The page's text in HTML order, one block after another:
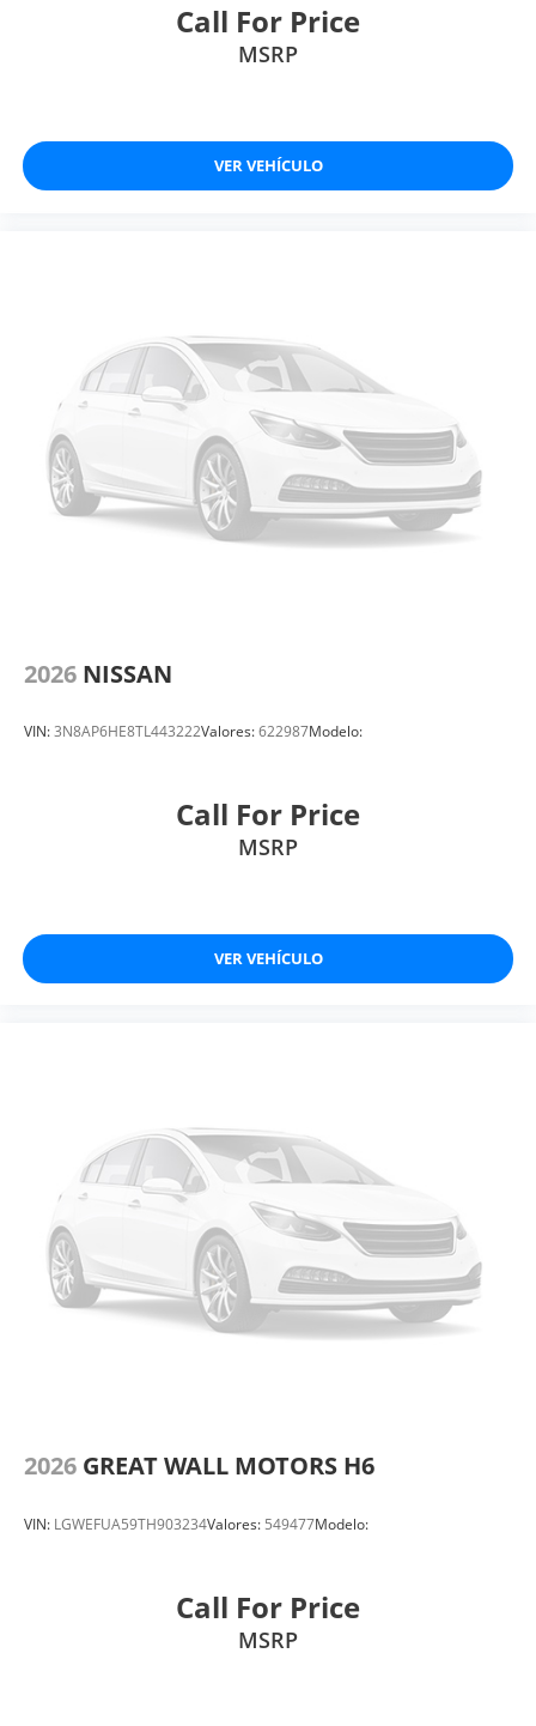
Call For Price
MSRP
VER VEHÍCULO
2026 NISSAN
VIN:3N8AP6HE8TL443222Valores:622987Modelo:
Call For Price
MSRP
VER VEHÍCULO
2026 GREAT WALL MOTORS H6
VIN: LGWEFUA59TH903234Valores: 549477Modelo:
Call For Price
MSRP